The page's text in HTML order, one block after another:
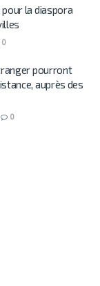
pour la diaspora
0
pourront
auprès des
0